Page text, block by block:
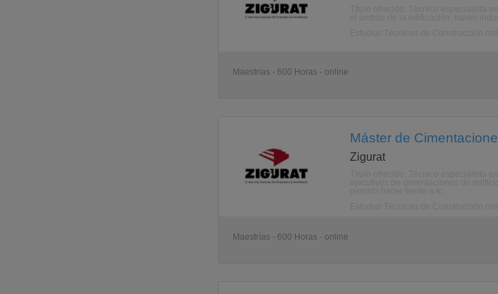
Maestrías - 600 Horas - online
Máster de
Zigurat
Maestrías - 600 Horas - online